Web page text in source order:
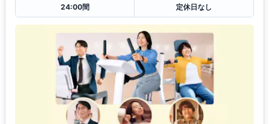
24:00間
定休日なし